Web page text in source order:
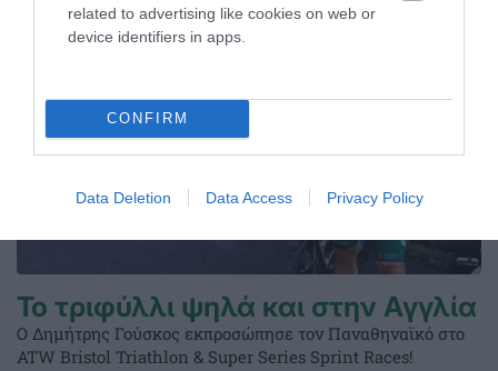
related to advertising like cookies on web or
device identifiers in apps.
CONFIRM
Data Deletion Data Access Privacy Policy
Το τριφύλλι ψηλά και στην Αγγλία
Ο Δημήτρης Γούσκος εκπροσώπησε τον Παναθηναϊκό στο
ATW Bristol Triathlon & Super Series Sprint Races!